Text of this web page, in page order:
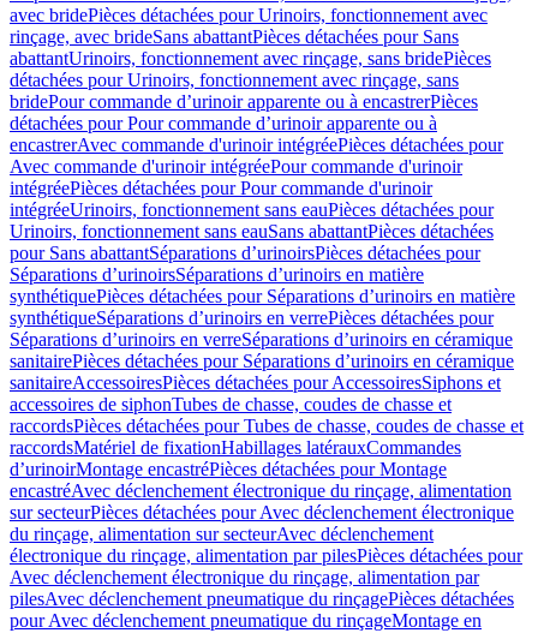
avec bridePièces détachées pour Urinoirs, fonctionnement avec
rinçage, avec brideSans abattantPièces détachées pour Sans
abattantUrinoirs, fonctionnement avec rinçage, sans bridePièces
détachées pour Urinoirs, fonctionnement avec rinçage, sans
bridePour commande d’urinoir apparente ou à encastrerPièces
détachées pour Pour commande d’urinoir apparente ou à
encastrerAvec commande d'urinoir intégréePièces détachées pour
Avec commande d'urinoir intégréePour commande d'urinoir
intégréePièces détachées pour Pour commande d'urinoir
intégréeUrinoirs, fonctionnement sans eauPièces détachées pour
Urinoirs, fonctionnement sans eauSans abattantPièces détachées
pour Sans abattantSéparations d’urinoirsPièces détachées pour
Séparations d’urinoirsSéparations d’urinoirs en matière
synthétiquePièces détachées pour Séparations d’urinoirs en matière
synthétiqueSéparations d’urinoirs en verrePièces détachées pour
Séparations d’urinoirs en verreSéparations d’urinoirs en céramique
sanitairePièces détachées pour Séparations d’urinoirs en céramique
sanitaireAccessoiresPièces détachées pour AccessoiresSiphons et
accessoires de siphonTubes de chasse, coudes de chasse et
raccordsPièces détachées pour Tubes de chasse, coudes de chasse et
raccordsMatériel de fixationHabillages latérauxCommandes
dʼurinoirMontage encastréPièces détachées pour Montage
encastréAvec déclenchement électronique du rinçage, alimentation
sur secteurPièces détachées pour Avec déclenchement électronique
du rinçage, alimentation sur secteurAvec déclenchement
électronique du rinçage, alimentation par pilesPièces détachées pour
Avec déclenchement électronique du rinçage, alimentation par
pilesAvec déclenchement pneumatique du rinçagePièces détachées
pour Avec déclenchement pneumatique du rinçageMontage en